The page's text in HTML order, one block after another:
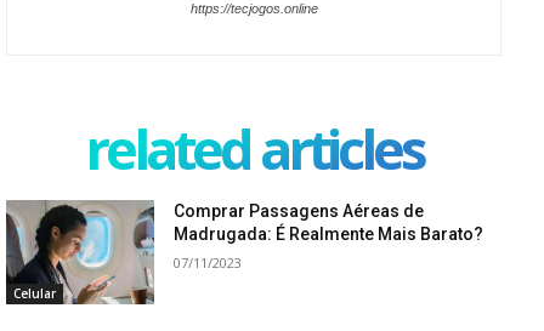
https://tecjogos.online
related articles
Celular
Comprar Passagens Aéreas de
Madrugada: É Realmente Mais Barato?
07/11/2023